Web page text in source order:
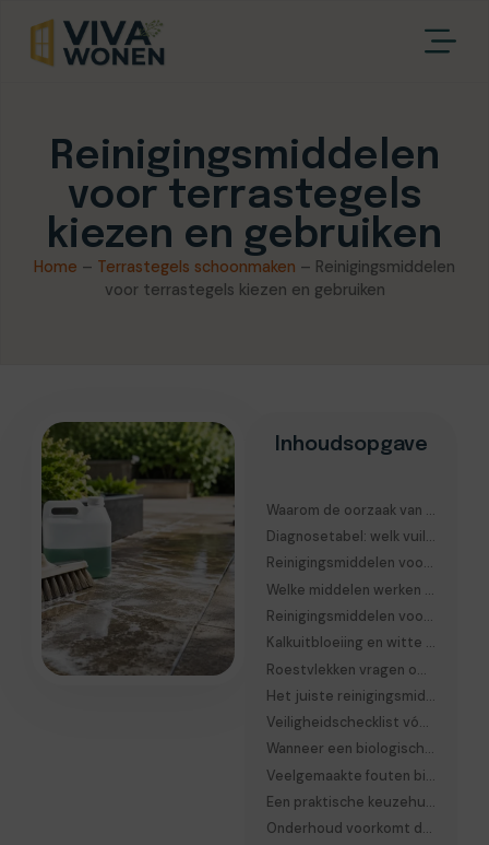
Reinigingsmiddelen
voor terrastegels
kiezen en gebruiken
Home – Terrastegels schoonmaken – Reinigingsmiddelen
voor terrastegels kiezen en gebruiken
Inhoudsopgave
Waarom de oorzaak van vervuiling belangrijker is dan het reinigingsmiddel
Diagnosetabel: welk vuil zit er op uw terrastegels?
Reinigingsmiddelen voor groene aanslag
Welke middelen werken tegen zwarte aanslag?
Reinigingsmiddelen voor vet, olie en barbecuevlekken
Kalkuitbloeiing en witte aanslag herkennen
Roestvlekken vragen om een specifieke aanpak
Het juiste reinigingsmiddel kiezen per tegelsoort
Veiligheidschecklist vóór gebruik van een reinigingsmiddel
Wanneer een biologisch reinigingsmiddel voldoende is
Veelgemaakte fouten bij het gebruik van reinigingsmiddelen voor terrastegels
Een praktische keuzehulp voor reinigingsmiddelen
Onderhoud voorkomt de behoefte aan zware reinigingsmiddelen